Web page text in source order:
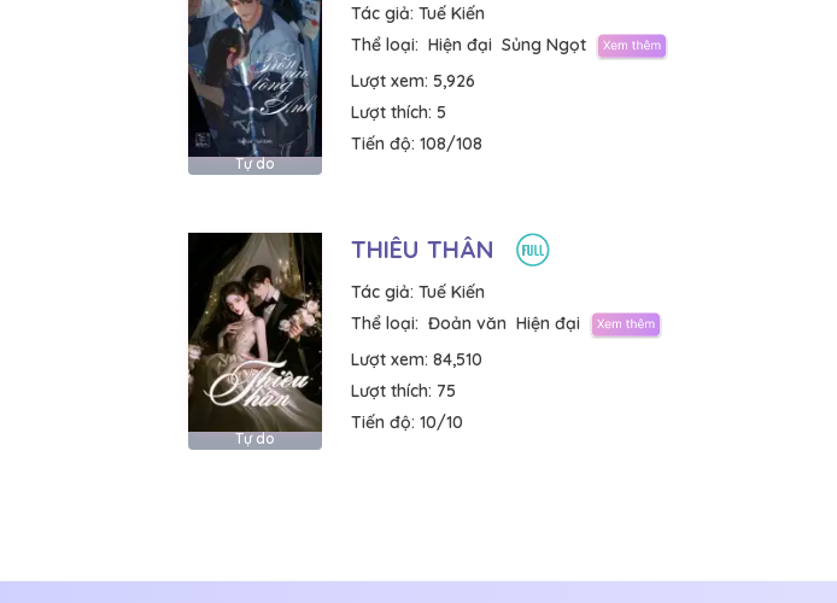
Tự do
Tác giả: Tuế Kiến
Thể loại: Hiện đại Sủng Ngọt
Lượt xem: 5,926
Lượt thích: 5
Tiến độ: 108/108
Tự do
THIÊU THÂN
Tác giả: Tuế Kiến
Thể loại: Đoản văn Hiện đại
Lượt xem: 84,510
Lượt thích: 75
Tiến độ: 10/10